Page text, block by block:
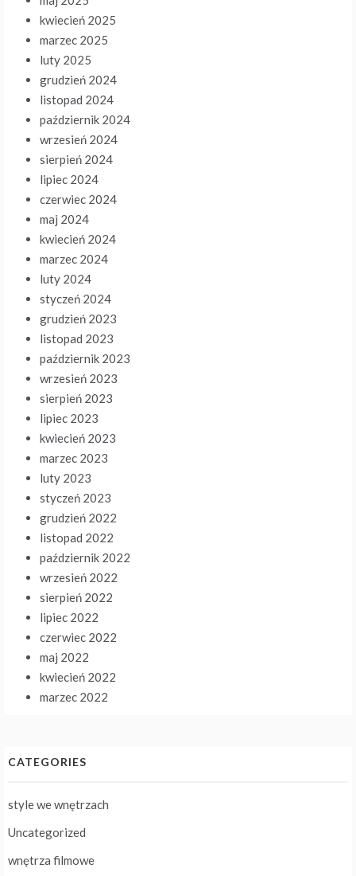
kwiecień 2025
marzec 2025
luty 2025
grudzień 2024
listopad 2024
październik 2024
wrzesień 2024
sierpień 2024
lipiec 2024
czerwiec 2024
maj 2024
kwiecień 2024
marzec 2024
luty 2024
styczeń 2024
grudzień 2023
listopad 2023
październik 2023
wrzesień 2023
sierpień 2023
lipiec 2023
kwiecień 2023
marzec 2023
luty 2023
styczeń 2023
grudzień 2022
listopad 2022
październik 2022
wrzesień 2022
sierpień 2022
lipiec 2022
czerwiec 2022
maj 2022
kwiecień 2022
marzec 2022
CATEGORIES
style we wnętrzach
Uncategorized
wnętrza filmowe